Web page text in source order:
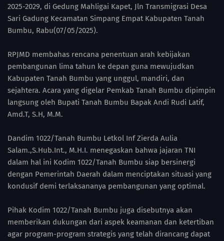
2025-2029, di Gedung Mahligai Kapet, Jln Transmigrasi Desa
Sari Gadung Kecamatan Simpang Empat Kabupaten Tanah
Bumbu, Rabu(07/05/2025).
RPJMD membahas rencana penentuan arah kebijakan
pembangunan lima tahun ke depan guna mewujudkan
Kabupaten Tanah Bumbu yang unggul, mandiri, dan
sejahtera. Acara yang digelar Pemkab Tanah Bumbu dipimpin
langsung oleh Bupati Tanah Bumbu Bapak Andi Rudi Latif,
Amd.T, S.H, M.M.
Dandim 1022/Tanah Bumbu Letkol Inf Zierda Aulia
Salam.,S.Hub.Int., M.H.I. menegaskan bahwa jajaran TNI
dalam hal ini Kodim 1022/Tanah Bumbu siap bersinergi
dengan Pemerintah Daerah dalam menciptakan situasi yang
kondusif demi terlaksananya pembangunan yang optimal.
Pihak Kodim 1022/Tanah Bumbu juga disebutnya akan
memberikan dukungan dari aspek keamanan dan ketertiban
agar program-program strategis yang telah dirancang dapat